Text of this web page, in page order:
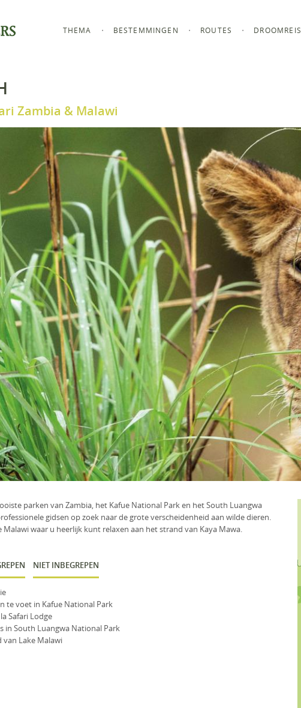
THEMA BESTEMMINGEN ROUTES DROOMREIS
Zambia & Malawi
parken van Zambia, het Kafue National Park en het South Luangwa
gidsen op zoek naar de grote verscheidenheid aan wilde dieren.
Malawi waar u heerlijk kunt relaxen aan het strand van Kaya Mawa.
NIET INBEGREPEN
te voet in Kafue National Park
Safari Lodge
in South Luangwa National Park
van Lake Malawi